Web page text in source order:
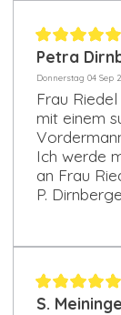
Petra
Donnerstag 04 Sep
Frau
mit einem
Ich werde
an Frau
P.
S.